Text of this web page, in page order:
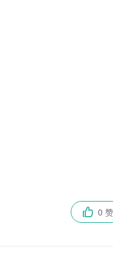
 0 赞